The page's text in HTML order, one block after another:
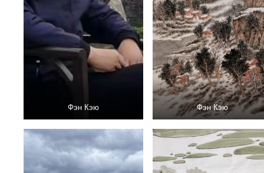
Фэн Кэю Фэн Кэю